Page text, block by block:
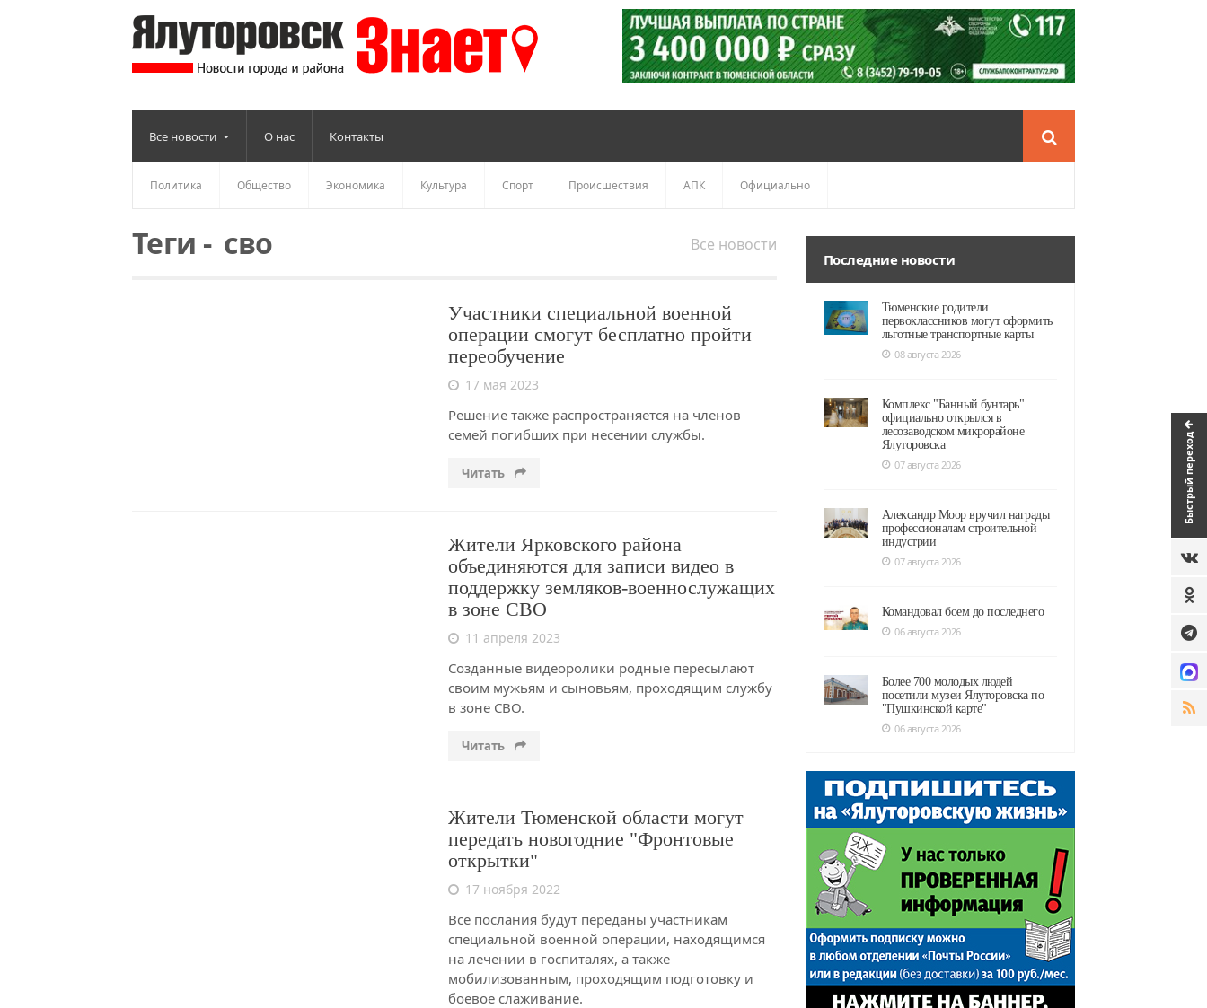
Быстрый переход
Все новости О нас Контакты
Политика Общество Экономика Культура Спорт Происшествия АПК Официально
Все новости
Теги -сво
Участники специальной военной
операции смогут бесплатно пройти
переобучение
17 мая 2023
Решение также распространяется на членов
семей погибших при несении службы.
Читать
Жители Ярковского района
объединяются для записи видео в
поддержку земляков-военнослужащих
в зоне СВО
11 апреля 2023
Созданные видеоролики родные пересылают
своим мужьям и сыновьям, проходящим службу
в зоне СВО.
Читать
Жители Тюменской области могут
передать новогодние "Фронтовые
открытки"
17 ноября 2022
Все послания будут переданы участникам
специальной военной операции, находящимся
на лечении в госпиталях, а также
мобилизованным, проходящим подготовку и
боевое слаживание.
Последние новости
Тюменские родители
первоклассников могут оформить
льготные транспортные карты
08 августа 2026
Комплекс "Банный бунтарь"
официально открылся в
лесозаводском микрорайоне
Ялуторовска
07 августа 2026
Александр Моор вручил награды
профессионалам строительной
индустрии
07 августа 2026
Командовал боем до последнего
06 августа 2026
Более 700 молодых людей
посетили музеи Ялуторовска по
"Пушкинской карте"
06 августа 2026